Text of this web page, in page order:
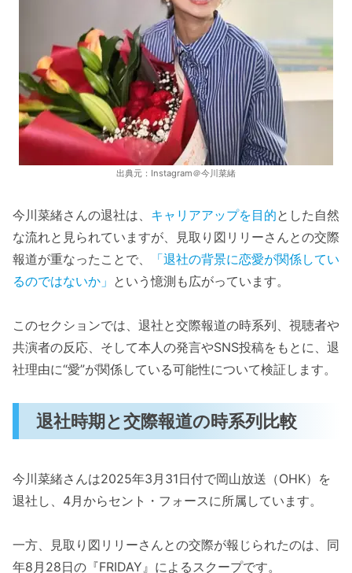
出典元：Instagram＠今川菜緒
今川菜緒さんの退社は、 キャリアアップを目的とした自然
な流れと見られていますが、見取り図リリーさんとの交際
報道が重なったことで、
「退社の背景に恋愛が関係してい
るのではないか」 という憶測も広がっています。
このセクションでは、退社と交際報道の時系列、視聴者や
共演者の反応、そして本人の発言やSNS投稿をもとに、退
社理由に“愛”が関係している可能性について検証します。
退社時期と交際報道の時系列比較
今川菜緒さんは2025年3月31日付で岡山放送（OHK）を
退社し、4月からセント・フォースに所属しています。
一方、見取り図リリーさんとの交際が報じられたのは、同
年8月28日の『FRIDAY』によるスクープです。